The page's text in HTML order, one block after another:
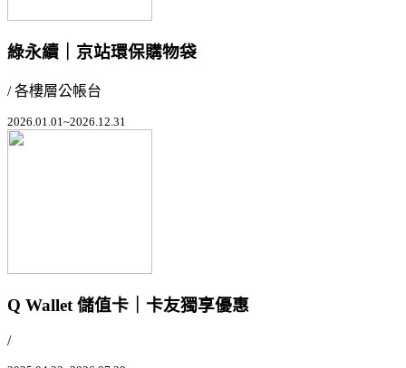
綠永續｜京站環保購物袋
/ 各樓層公帳台
2026.01.01~2026.12.31
Q Wallet 儲值卡｜卡友獨享優惠
/